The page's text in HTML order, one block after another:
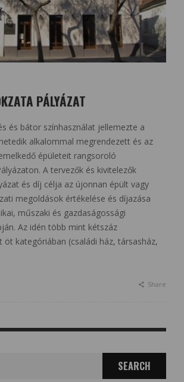
PÁLYÁZAT
és bátor színhasználat jellemezte a
alkalommal megrendezett és az
épületeit rangsoroló
A tervezők és kivitelezők
és díj célja az újonnan épült vagy
megoldások értékelése és díjazása
műszaki és gazdaságossági
Az idén több mint kétszáz
öt kategóriában (családi ház, társasház,
Share